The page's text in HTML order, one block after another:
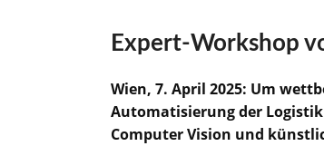
Expert-Workshop
Wien, 7. April 2025: Um
Automatisierung der
Computer Vision und